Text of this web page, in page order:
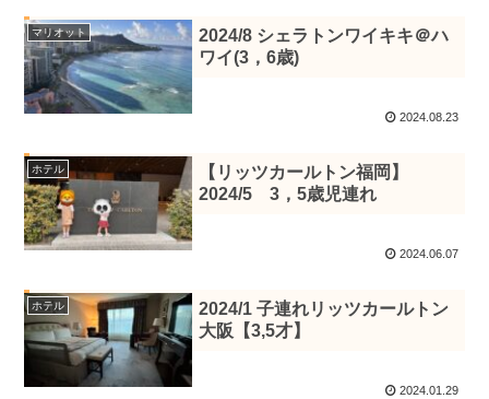
マリオット
2024/8 シェラトンワイキキ＠ハ
ワイ(3，6歳)
2024.08.23
ホテル
【リッツカールトン福岡】
2024/5 3，5歳児連れ
2024.06.07
ホテル
2024/1 子連れリッツカールトン
大阪【3,5才】
2024.01.29